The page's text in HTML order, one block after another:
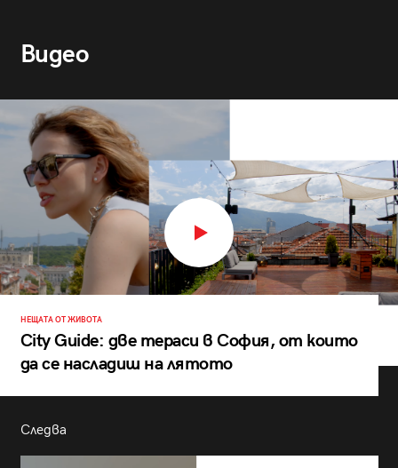
Видео
НЕЩАТА ОТ ЖИВОТА
City Guide: две тераси в София, от които
да се насладиш на лятото
Следва